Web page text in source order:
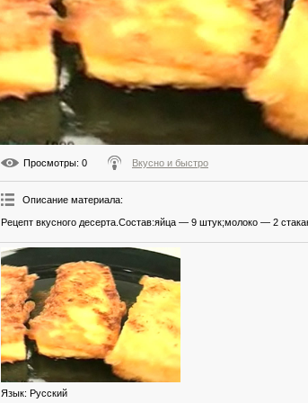
Просмотры: 0 Вкусно и быстро
Описание материала:
Рецепт вкусного десерта.Состав:яйца — 9 штук;молоко — 2
Язык: Русский